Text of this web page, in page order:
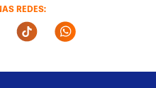
REDES:
Media
Social Media
Social Media
Tiktok Social Media
Whatsapp